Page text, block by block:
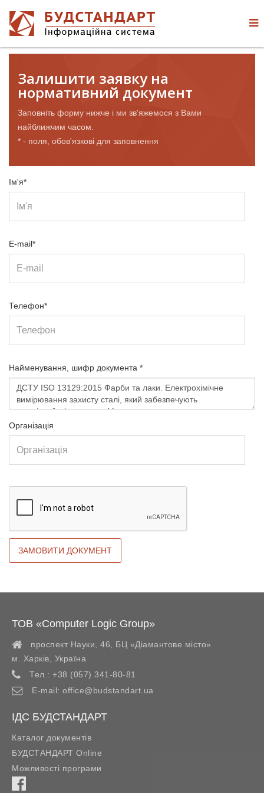
Залишити заявку на
нормативний документ
Заповніть форму нижче і ми зв'яжемося з Вами
найближчим часом.
* - поля, обов'язкові для заповнення
Ім'я*
E-mail*
Телефон*
Найменування, шифр документа *
Організація
ТОВ «Computer Logic Group»
проспект Науки, 46, БЦ «Діамантове місто»
м. Харків
Україна
Тел.: +38 (057) 341-80-81
E-mail: office@budstandart.ua
ІДС БУДСТАНДАРТ
Каталог документів
БУДСТАНДАРТ Online
Можливості програми